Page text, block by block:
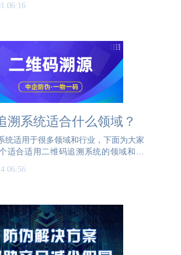
候就用过，类似于小卖部的奖票，分为
06:16
溯系统适合什么领域？
统适用于很多领域和行业，下面为大家
适合适用二维码追溯系统的领域和行
售的全过程信息，确保食品安全和质
06:56